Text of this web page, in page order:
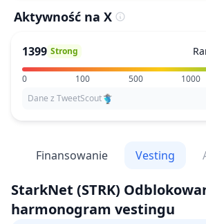
Aktywność na X
1399 Strong
0 100 500 1000
Dane z TweetScout
Finansowanie Vesting
StarkNet (STRK)
harmonogram vestingu